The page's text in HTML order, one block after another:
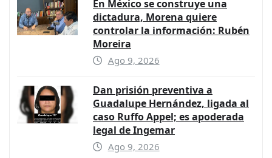
En México se construye una
dictadura, Morena quiere
controlar la información: Rubén
Moreira
Ago 9, 2026
Dan prisión preventiva a
Guadalupe Hernández, ligada al
caso Ruffo Appel; es apoderada
legal de Ingemar
Ago 9, 2026